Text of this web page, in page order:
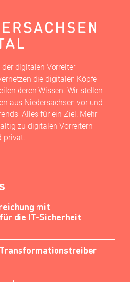
digitalen Vorreiter
die digitalen Köpfe
deren Wissen. Wir stellen
aus Niedersachsen vor und
Alles für ein Ziel: Mehr
zu digitalen Vorreitern
privat.
mit
die IT-Sicherheit
Transformationstreiber